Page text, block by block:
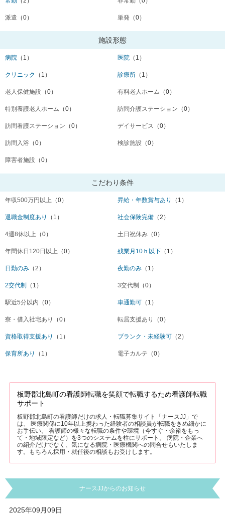
派遣 （0） 単発 （0）
施設形態
病院 （1） 医院 （1）
クリニック （1） 診療所 （1）
老人保健施設 （0） 有料老人ホーム （0）
特別養護老人ホーム （0） 訪問介護ステーション （0）
訪問看護ステーション （0） デイサービス （0）
訪問入浴 （0） 検診施設 （0）
障害者施設 （0）
こだわり条件
年収500万円以上 （0） 昇給・年数賞与あり （1）
退職金制度あり （1） 社会保険完備 （2）
4週8休以上 （0） 土日祝休み （0）
年間休日120日以上 （0） 残業月10ｈ以下 （1）
日勤のみ （2） 夜勤のみ （1）
2交代制 （1） 3交代制 （0）
駅近5分以内 （0） 車通勤可 （1）
寮・借入社宅あり （0） 転居支援あり （0）
資格取得支援あり （1） ブランク・未経験可 （2）
保育所あり （1） 電子カルテ （0）
板野郡北島町の看護師転職を笑顔で転職するため看護師転職
サポート
板野郡北島町の看護師だけの求人・転職募集サイト「ナースJJ」で
は、 医療関係に10年以上携わった経験者の相談員が転職をきめ細かに
お手伝い。 看護師の様々な転職の条件や環境（今すぐ・余裕をもっ
て・地域限定など）を3つのシステムを柱にサポート。 病院・企業へ
の紹介だけでなく、気になる病院・医療機関への問合せもいたしま
す。もちろん採用・就任後の相談もお受けします。
ナースJJからのお知らせ
2025年09月09日